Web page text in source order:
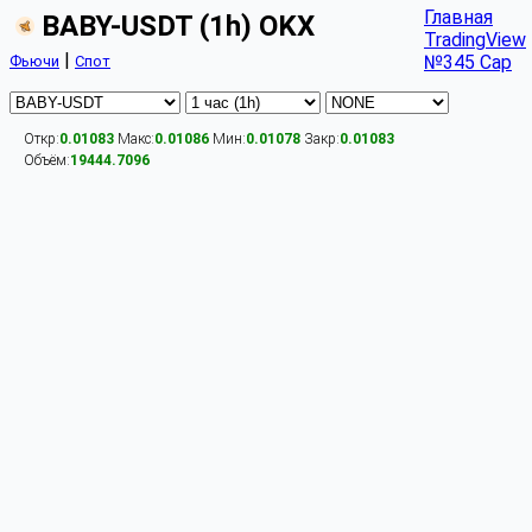
BABY-USDT (1h) OKX
Фьючи | Спот
Главная
TradingView
№345 Cap
Откр:0.01083 Макс:0.01086 Мин:0.01078 Закр:0.01083
Объём:19444.7096